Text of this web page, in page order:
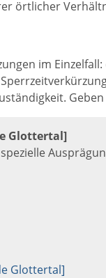
örtlicher
im
Glottertal]
Glottertal]